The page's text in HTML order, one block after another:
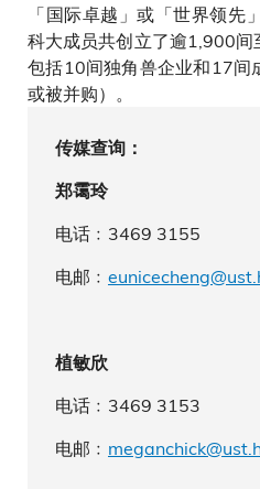
「国际卓越」或「世界领先
科大成员共创立了逾1,900间
包括10间独角兽企业和17间
或被并购）。
传媒查询：
郑霭玲
电话﹕3469 3155
电邮﹕
植敏欣
电话﹕3469 3153
电邮﹕